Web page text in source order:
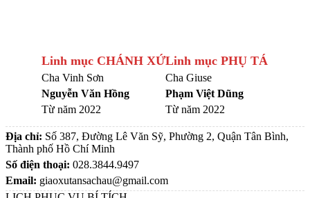
Linh mục CHÁNH XỨ
Cha Vinh Sơn
Nguyễn Văn Hồng
Từ năm 2022
Linh mục PHỤ TÁ
Cha Giuse
Phạm Việt Dũng
Từ năm 2022
Địa chỉ: Số 387, Đường Lê Văn Sỹ, Phường 2, Quận Tân Bình,
Thành phố Hồ Chí Minh
Số điện thoại: 028.3844.9497
Email: giaoxutansachau@gmail.com